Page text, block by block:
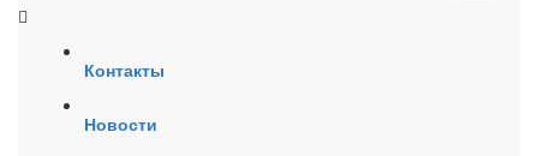
Контакты
Новости